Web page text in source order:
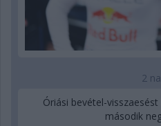
2
Óriási bevétel-
második